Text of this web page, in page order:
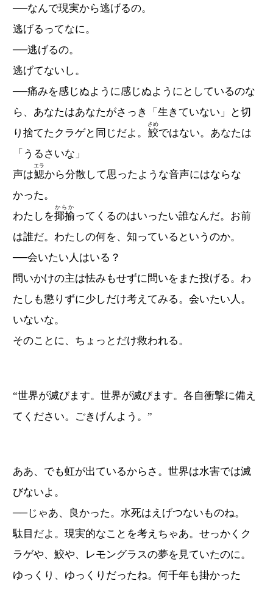
──なんで現実から逃げるの。
逃げるってなに。
──逃げるの。
逃げてないし。
──痛みを感じぬように感じぬようにとしているのな
ら、あなたはあなたがさっき「生きていない」と切
り捨てたクラゲと同じだよ。 鮫
さめ
ではない。あなたは
「うるさいな」
声は鰓
エラ
から分散して思ったような音声にはならな
かった。
わたしを揶揄
からか
ってくるのはいったい誰なんだ。お前
は誰だ。わたしの何を、知っているというのか。
──会いたい人はいる？
問いかけの主は怯みもせずに問いをまた投げる。わ
たしも懲りずに少しだけ考えてみる。会いたい人。
いないな。
そのことに、ちょっとだけ救われる。
“世界が滅びます。世界が滅びます。各自衝撃に備え
てください。ごきげんよう。”
ああ、でも虹が出ているからさ。世界は水害では滅
びないよ。
──じゃあ、良かった。水死はえげつないものね。
駄目だよ。現実的なことを考えちゃあ。せっかくク
ラゲや、鮫や、レモングラスの夢を見ていたのに。
ゆっくり、ゆっくりだったね。何千年も掛かった